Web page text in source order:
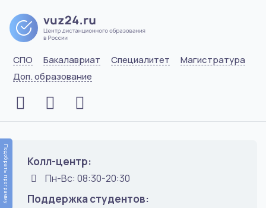
СПО Бакалавриат Специалитет
Магистратура
Доп. образование
Колл-центр:
Пн-Вс: 08:30-20:30
Поддержка студентов:
Подобрать программу